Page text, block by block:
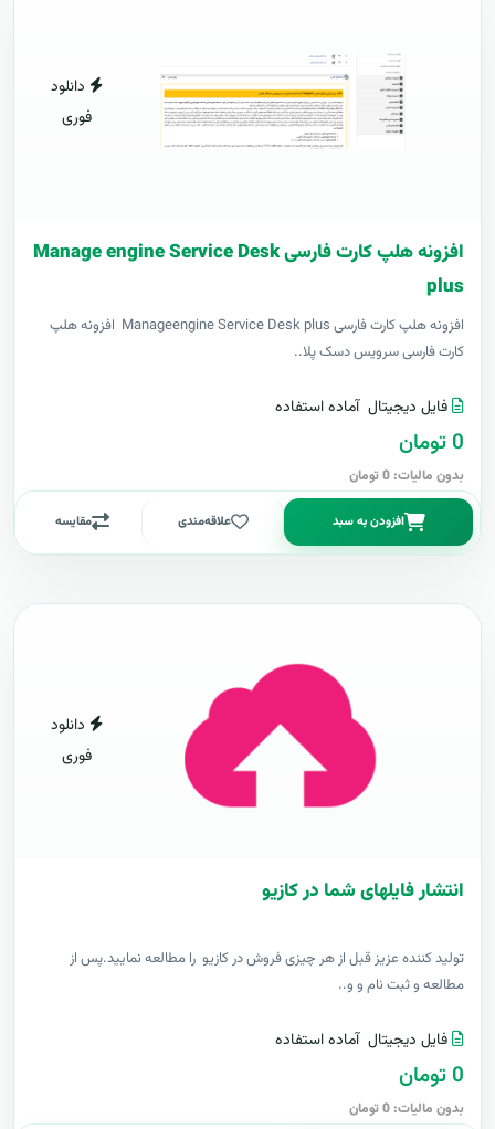
دانلود
فوری
افزونه هلپ کارت فارسی Manage engine Service Desk
plus
افزونه هلپ کارت فارسی Manageengine Service Desk plus افزونه هلپ
کارت فارسی سرویس دسک پلا..
فایل دیجیتال آماده استفاده
0 تومان
بدون مالیات: 0 تومان
افزودن به سبد علاقه‌مندی مقایسه
دانلود
فوری
انتشار فایلهای شما در کازیو
توليد کننده عزيز قبل از هر چیزی فروش در کازیو را مطالعه نمایید.پس از
مطالعه و ثبت نام و و..
فایل دیجیتال آماده استفاده
0 تومان
بدون مالیات: 0 تومان